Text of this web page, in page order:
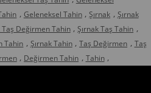
, Geleneksel Tahin , Şırnak , Şırnak
Taş Değirmen Tahin , Şırnak Taş Tahin ,
Tahin , Şırnak Tahin , Taş Değirmen , Taş
, Değirmen Tahin , Tahin ,